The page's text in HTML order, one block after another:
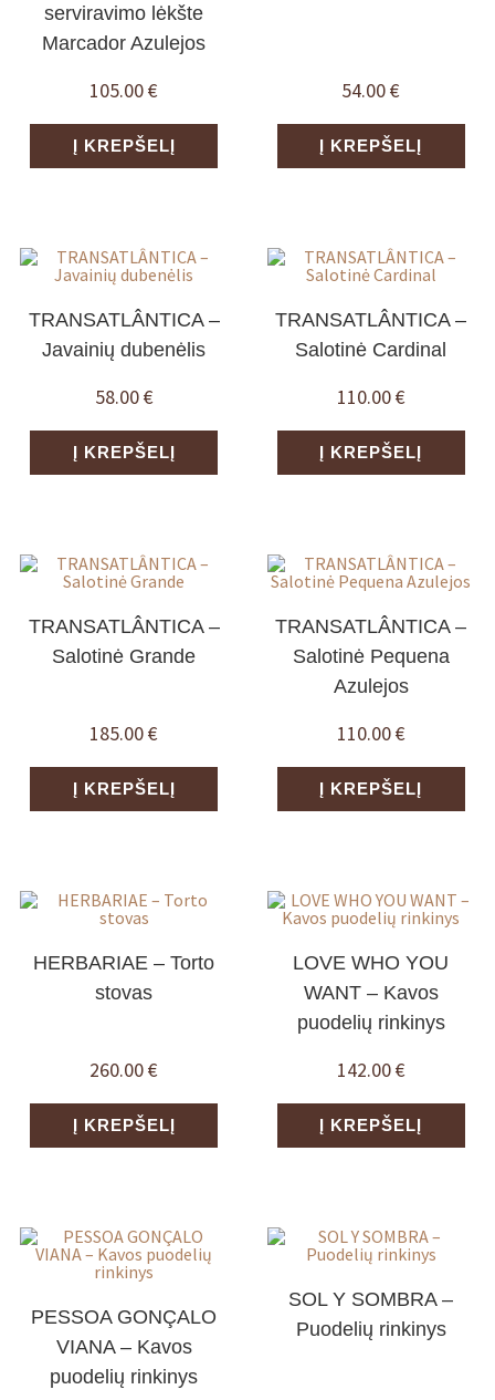
serviravimo lėkšte
Marcador Azulejos
105.00€
Į KREPŠELĮ
54.00€
Į KREPŠELĮ
TRANSATLÂNTICA –
Javainių dubenėlis
58.00€
Į KREPŠELĮ
TRANSATLÂNTICA –
Salotinė Cardinal
110.00€
Į KREPŠELĮ
TRANSATLÂNTICA –
Salotinė Grande
185.00€
Į KREPŠELĮ
TRANSATLÂNTICA –
Salotinė Pequena
Azulejos
110.00€
Į KREPŠELĮ
HERBARIAE – Torto
stovas
260.00€
Į KREPŠELĮ
LOVE WHO YOU
WANT – Kavos
puodelių rinkinys
142.00€
Į KREPŠELĮ
PESSOA GONÇALO
VIANA – Kavos
puodelių rinkinys
SOL Y SOMBRA –
Puodelių rinkinys